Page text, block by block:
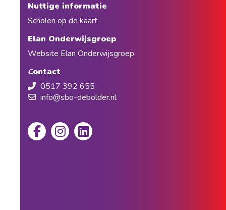
Nuttige informatie
Scholen op de kaart
Elan Onderwijsgroep
Website Elan Onderwijsgroep
Contact
0517 392 655
info@sbo-debolder.nl